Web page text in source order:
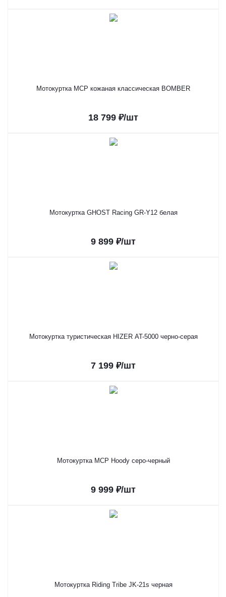
Мотокуртка MCP кожаная классическая BOMBER
18 799 ₽/шт
Мотокуртка GHOST Racing GR-Y12 белая
9 899 ₽/шт
Мотокуртка туристическая HIZER AT-5000 черно-серая
7 199 ₽/шт
Мотокуртка MCP Hoody серо-черный
9 999 ₽/шт
Мотокуртка Riding Tribe JK-21s черная